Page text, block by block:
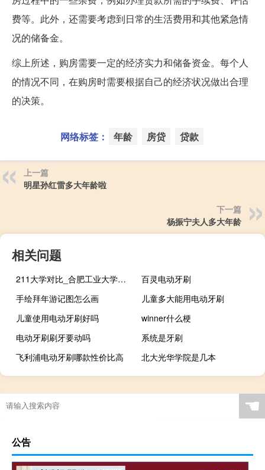
费等。此外，还需要考虑到日常的生活费用和其他紧急情
况的储备金。
综上所述，购房需要一定的经济实力和储备资金。每个人
的情况不同，在购房时需要根据自己的经济状况做出合理
的决策。
网络标签： 年龄 房贷 贷款
上一篇
明星孙红雷多大年龄啦
下一篇
杨振宁夫人多大年龄
相关问题
211大学对比_合肥工业大学和郑州大学哪所大学好
百灵电动牙刷
手绘拜年游记图怎么画
儿童多大能用电动牙刷
儿童使用电动牙刷好吗
winner什么梗
电动牙刷刷牙要动吗
系统是牙刷
飞利浦电动牙刷哪款性价比高
北大光华学院是几本
☚
公告